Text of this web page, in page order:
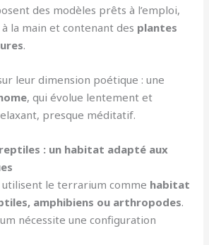
des modèles prêts à l’emploi,
la main et contenant des plantes
.
leur dimension poétique : une
, qui évolue lentement et
presque méditatif.
: un habitat adapté aux
le terrarium comme habitat
amphibiens ou arthropodes.
nécessite une configuration